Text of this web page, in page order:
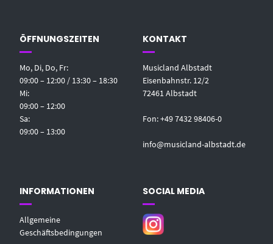
ÖFFNUNGSZEITEN
Mo, Di, Do, Fr:
09:00 – 12:00 / 13:30 – 18:30
Mi:
09:00 – 12:00
Sa:
09:00 – 13:00
KONTAKT
Musicland Albstadt
Eisenbahnstr. 12/2
72461 Albstadt
Fon: +49 7432 98406-0
info@musicland-albstadt.de
INFORMATIONEN
Allgemeine
Geschäftsbedingungen
SOCIAL MEDIA